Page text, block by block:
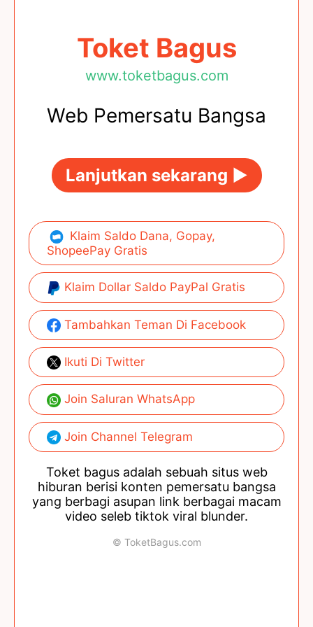
Toket Bagus
www.toketbagus.com
Web Pemersatu Bangsa
Lanjutkan sekarang ►
Klaim Saldo Dana, Gopay,
ShopeePay Gratis
Klaim Dollar Saldo PayPal Gratis
Tambahkan Teman Di Facebook
Ikuti Di Twitter
Join Saluran WhatsApp
Join Channel Telegram
Toket bagus adalah sebuah situs web
hiburan berisi konten pemersatu bangsa
yang berbagi asupan link berbagai macam
video seleb tiktok viral blunder.
© ToketBagus.com